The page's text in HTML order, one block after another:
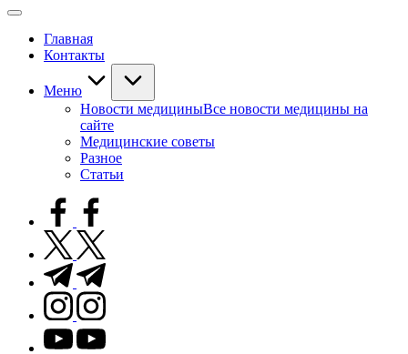
Главная
Контакты
Меню
Новости медициныВсе новости медицины на
сайте
Медицинские советы
Разное
Статьи
facebook.com
twitter.com
t.me
instagram.com
youtube.com